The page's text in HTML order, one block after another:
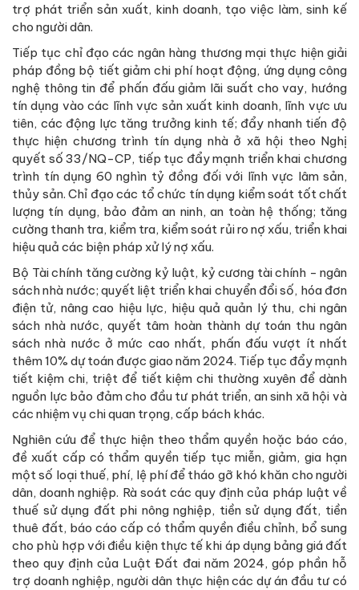
trợ phát triển sản xuất, kinh doanh, tạo việc làm, sinh kế
cho người dân.
Tiếp tục chỉ đạo các ngân hàng thương mại thực hiện giải
pháp đồng bộ tiết giảm chi phí hoạt động, ứng dụng công
nghệ thông tin để phấn đấu giảm lãi suất cho vay, hướng
tín dụng vào các lĩnh vực sản xuất kinh doanh, lĩnh vực ưu
tiên, các động lực tăng trưởng kinh tế; đẩy nhanh tiến độ
thực hiện chương trình tín dụng nhà ở xã hội theo Nghị
quyết số 33/NQ-CP, tiếp tục đẩy mạnh triển khai chương
trình tín dụng 60 nghìn tỷ đồng đối với lĩnh vực lâm sản,
thủy sản. Chỉ đạo các tổ chức tín dụng kiểm soát tốt chất
lượng tín dụng, bảo đảm an ninh, an toàn hệ thống; tăng
cường thanh tra, kiểm tra, kiểm soát rủi ro nợ xấu, triển khai
hiệu quả các biện pháp xử lý nợ xấu.
Bộ Tài chính tăng cường kỷ luật, kỷ cương tài chính - ngân
sách nhà nước; quyết liệt triển khai chuyển đổi số, hóa đơn
điện tử, nâng cao hiệu lực, hiệu quả quản lý thu, chi ngân
sách nhà nước, quyết tâm hoàn thành dự toán thu ngân
sách nhà nước ở mức cao nhất, phấn đấu vượt ít nhất
thêm 10% dự toán được giao năm 2024. Tiếp tục đẩy mạnh
tiết kiệm chi, triệt để tiết kiệm chi thường xuyên để dành
nguồn lực bảo đảm cho đầu tư phát triển, an sinh xã hội và
các nhiệm vụ chi quan trọng, cấp bách khác.
Nghiên cứu để thực hiện theo thẩm quyền hoặc báo cáo,
đề xuất cấp có thẩm quyền tiếp tục miễn, giảm, gia hạn
một số loại thuế, phí, lệ phí để tháo gỡ khó khăn cho người
dân, doanh nghiệp. Rà soát các quy định của pháp luật về
thuế sử dụng đất phi nông nghiệp, tiền sử dụng đất, tiền
thuê đất, báo cáo cấp có thẩm quyền điều chỉnh, bổ sung
cho phù hợp với điều kiện thực tế khi áp dụng bảng giá đất
theo quy định của Luật Đất đai năm 2024, góp phần hỗ
trợ doanh nghiệp, người dân thực hiện các dự án đầu tư có